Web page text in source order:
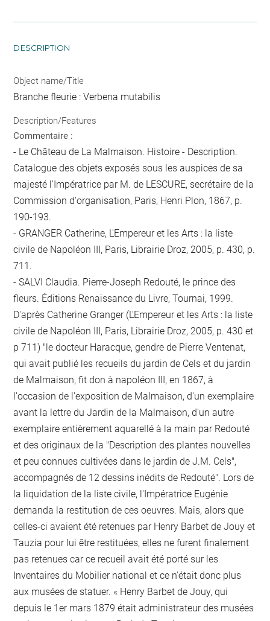
DESCRIPTION
Object name/Title
Branche fleurie : Verbena mutabilis
Description/Features
Commentaire :
- Le Château de La Malmaison. Histoire - Description.
Catalogue des objets exposés sous les auspices de sa
majesté l'Impératrice par M. de LESCURE, secrétaire de la
Commission d'organisation, Paris, Henri Plon, 1867, p.
190-193.
- GRANGER Catherine, L'Empereur et les Arts : la liste
civile de Napoléon III, Paris, Librairie Droz, 2005, p. 430, p.
711.
- SALVI Claudia. Pierre-Joseph Redouté, le prince des
fleurs. Éditions Renaissance du Livre, Tournai, 1999.
D'après Catherine Granger (L'Empereur et les Arts : la liste
civile de Napoléon III, Paris, Librairie Droz, 2005, p. 430 et
p 711) "le docteur Haracque, gendre de Pierre Ventenat,
qui avait publié les recueils du jardin de Cels et du jardin
de Malmaison, fit don à napoléon III, en 1867, à
l'occasion de l'exposition de Malmaison, d'un exemplaire
avant la lettre du Jardin de la Malmaison, d'un autre
exemplaire entièrement aquarellé à la main par Redouté
et des originaux de la "Description des plantes nouvelles
et peu connues cultivées dans le jardin de J.M. Cels",
accompagnés de 12 dessins inédits de Redouté". Lors de
la liquidation de la liste civile, l'Impératrice Eugénie
demanda la restitution de ces oeuvres. Mais, alors que
celles-ci avaient été retenues par Henry Barbet de Jouy et
Tauzia pour lui être restituées, elles ne furent finalement
pas retenues car ce recueil avait été porté sur les
Inventaires du Mobilier national et ce n'était donc plus
aux musées de statuer. « Henry Barbet de Jouy, qui
depuis le 1er mars 1879 était administrateur des musées